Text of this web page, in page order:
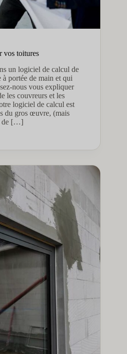
vos toitures
un logiciel de calcul de
portée de main et qui
nous vous expliquer
les couvreurs et les
logiciel de calcul est
du gros œuvre, (mais
de […]